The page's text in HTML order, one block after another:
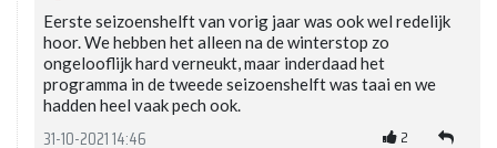
Eerste seizoenshelft van vorig jaar was ook wel redelijk
hoor. We hebben het alleen na de winterstop zo
ongelooflijk hard verneukt, maar inderdaad het
programma in de tweede seizoenshelft was taai en we
hadden heel vaak pech ook.
31-10-2021 14:46 2